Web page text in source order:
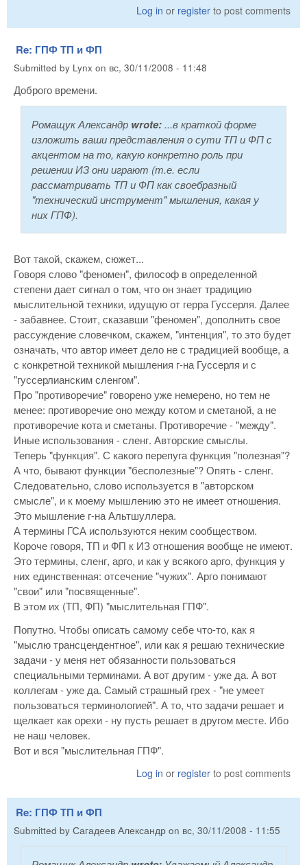
Log in or register to post comments
Re: ГПФ ТП и ФП
Submitted by Lynx on вс, 30/11/2008 - 11:48
Доброго времени.
Ромащук Александр wrote: ...в краткой форме
изложить ваши представления о сути ТП и ФП с
акцентом на то, какую конкретно роль при
решении ИЗ они играют (т.е. если
рассматривать ТП и ФП как своебразный
"технический инструмент" мышления, какая у
них ГПФ).
Вот такой, скажем, сюжет...
Говоря слово "феномен", философ в определенной
степени дает сигнал о том, что он знает традицию
мыслительной техники, идущую от герра Гуссерля. Далее
- забавнее. Стоит, сказавши "феномен", дополнить свое
рассуждение словечком, скажем, "интенция", то это будет
означать, что автор имеет дело не с традицией вообще, а
с конкретной техникой мышления г-на Гуссерля и с
"гуссерлианским сленгом".
Про "противоречие" говорено уже немерено, но тем не
менее: противоречие оно между котом и сметаной, а не
противоречие кота и сметаны. Противоречие - "между".
Иные использования - сленг. Авторские смыслы.
Теперь "функция". С какого перепуга функция "полезная"?
А что, бывают функции "бесполезные"? Опять - сленг.
Следовательно, слово используется в "авторском
смысле", и к моему мышлению это не имеет отношения.
Это мышление г-на Альтшуллера.
А термины ГСА используются неким сообществом.
Короче говоря, ТП и ФП к ИЗ отношения вообще не имеют.
Это термины, сленг, арго, и как у всякого арго, функция у
них единственная: отсечение "чужих". Арго понимают
"свои" или "посвященные".
В этом их (ТП, ФП) "мыслительная ГПФ".
Попутно. Чтобы описать самому себе что-то, как я
"мыслю трансцендентное", или как я решаю технические
задачи - у меня нет обязанности пользоваться
специальными терминами. А вот другим - уже да. А вот
коллегам - уже да. Самый страшный грех - "не умеет
пользоваться терминологией". А то, что задачи решает и
щелкает как орехи - ну пусть решает в другом месте. Ибо
не наш человек.
Вот и вся "мыслительная ГПФ".
Log in or register to post comments
Re: ГПФ ТП и ФП
Submitted by Сагадеев Александр on вс, 30/11/2008 - 11:55